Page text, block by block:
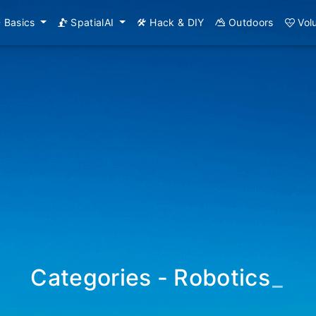
Basics SpatialAI Hack & DIY Outdoors
Categories - Robotics